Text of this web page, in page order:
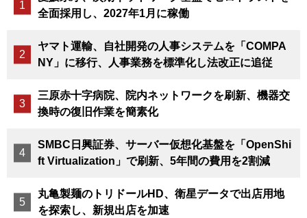
全面採用し、2027年1月に稼働
ヤマト運輸、自社開発の人事システムを「COMPA
NY」に移行、人事業務を標準化し法改正に追従
三原赤十字病院、院内ネットワークを刷新、機器交
換時の復旧作業を簡素化
SMBC日興証券、サーバー仮想化基盤を「OpenShi
ft Virtualization」で刷新、5年間の費用を2割減
丸亀製麺のトリドールHD、衛星データで出店用地
を探索し、新規出店を加速